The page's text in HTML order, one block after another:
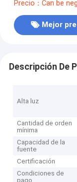
Precio：Can be
Mejor
Descripción De
Alta luz
Cantidad de orden
mínima
Capacidad de la
fuente
Certificación
Condiciones de
pago